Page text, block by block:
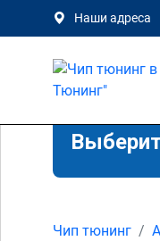
Наши адреса
Чип тюнинг